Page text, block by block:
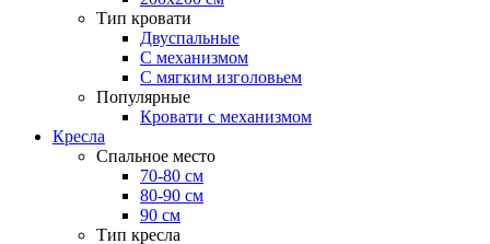
Тип кровати
Двуспальные
С механизмом
С мягким изголовьем
Популярные
Кровати с механизмом
Кресла
Спальное место
70-80 см
80-90 см
90 см
Тип кресла